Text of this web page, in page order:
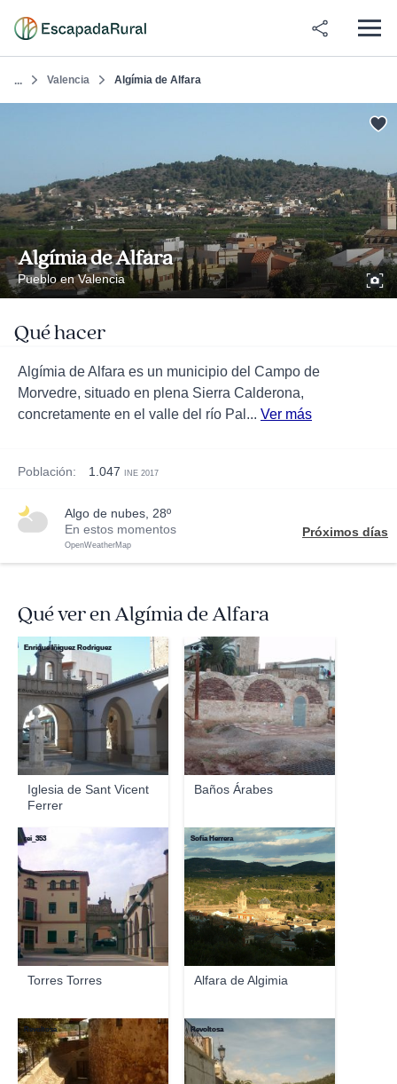
... Valencia Algímia de Alfara
Algímia de Alfara
Pueblo en Valencia
Qué hacer
Algímia de Alfara es un municipio del Campo de
Morvedre, situado en plena Sierra Calderona,
concretamente en el valle del río Pal... Ver más
Población: 1.047 INE 2017
algo de nubes, 28º
En estos momentos
OpenWeatherMap
Próximos días
Qué ver en Algímia de Alfara
Iglesia de Sant Vicent
Ferrer
Enrique Íñiguez Rodriguez
Baños Árabes
rei_353
Torres Torres
rei_353
Alfara de Algimia
Sofia Herrera
Revoltosa Revoltosa